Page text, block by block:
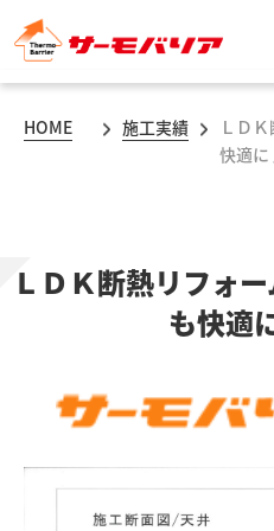
HOME 施工実績
ＬＤ
快適
ＬＤＫ断熱リフォ
も快適